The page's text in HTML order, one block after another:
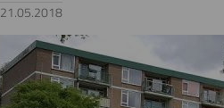
21.05.2018
Image